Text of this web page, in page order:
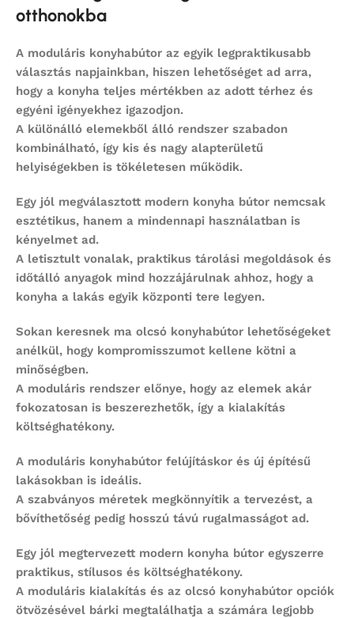
otthonokba
A moduláris konyhabútor az egyik legpraktikusabb
választás napjainkban, hiszen lehetőséget ad arra,
hogy a konyha teljes mértékben az adott térhez és
egyéni igényekhez igazodjon.
A különálló elemekből álló rendszer szabadon
kombinálható, így kis és nagy alapterületű
helyiségekben is tökéletesen működik.
Egy jól megválasztott modern konyha bútor nemcsak
esztétikus, hanem a mindennapi használatban is
kényelmet ad.
A letisztult vonalak, praktikus tárolási megoldások és
időtálló anyagok mind hozzájárulnak ahhoz, hogy a
konyha a lakás egyik központi tere legyen.
Sokan keresnek ma olcsó konyhabútor lehetőségeket
anélkül, hogy kompromisszumot kellene kötni a
minőségben.
A moduláris rendszer előnye, hogy az elemek akár
fokozatosan is beszerezhetők, így a kialakítás
költséghatékony.
A moduláris konyhabútor felújításkor és új építésű
lakásokban is ideális.
A szabványos méretek megkönnyítik a tervezést, a
bővíthetőség pedig hosszú távú rugalmasságot ad.
Egy jól megtervezett modern konyha bútor egyszerre
praktikus, stílusos és költséghatékony.
A moduláris kialakítás és az olcsó konyhabútor opciók
ötvözésével bárki megtalálhatja a számára legjobb